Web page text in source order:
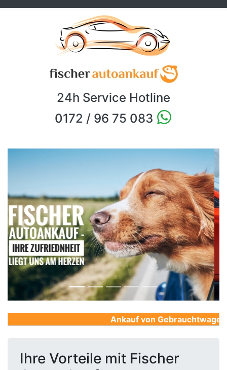
24h Service Hotline
0172 / 96 75 083
Previous Next
Ankauf von
Ihre Vorteile mit Fischer